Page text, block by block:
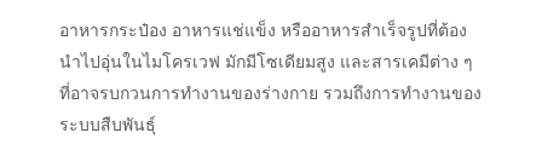
อาหารกระป๋อง อาหารแช่แข็ง หรืออาหารสำเร็จรูปที่ต้อง
นำไปอุ่นในไมโครเวฟ มักมีโซเดียมสูง และสารเคมีต่าง ๆ
ที่อาจรบกวนการทำงานของร่างกาย รวมถึงการทำงานของ
ระบบสืบพันธุ์